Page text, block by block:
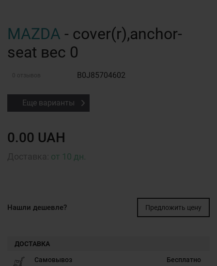
MAZDA - cover(r),anchor-
seat вес 0
0 отзывов B0J85704602
Еще варианты
0.00 UAH
от 10 дн.
Нашли дешевле? Предложить цену
ДОСТАВКА
Самовывоз Бесплатно